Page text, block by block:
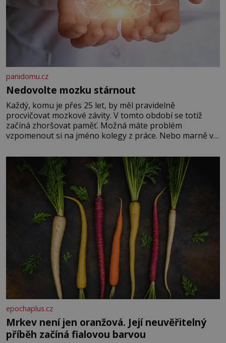
panidomu.cz
Nedovolte mozku stárnout
Každý, komu je přes 25 let, by měl pravidelně
procvičovat mozkové závity. V tomto období se totiž
začíná zhoršovat paměť. Možná máte problém
vzpomenout si na jméno kolegy z práce. Nebo marně v
Je to opravdu tak, s věkem jako kdyby se paměť
rozhodla stávkovat. Cvičte
epochaplus.cz
Mrkev není jen oranžová. Její neuvěřitelný
příběh začíná fialovou barvou